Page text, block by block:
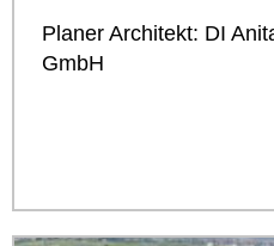
Planer Architekt: DI
GmbH